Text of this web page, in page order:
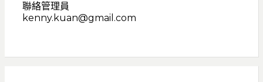
聯絡管理員
kenny.kuan@gmail.com